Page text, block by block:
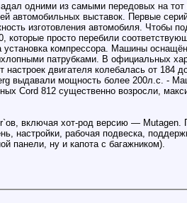
одними из самыми передовых на
автомобильных выставок. Первые
изготовления автомобиля. Чтобы
просто перебили
компрессора. Машины
патрубками. В официальных
двигателя колебалась от 184
выдавали мощность более 200л.с. -
Cord 812 существенно возросли,
включая хот-род версию —
настройки, рабочая подвеска,
панели, ну и капота с багажником).